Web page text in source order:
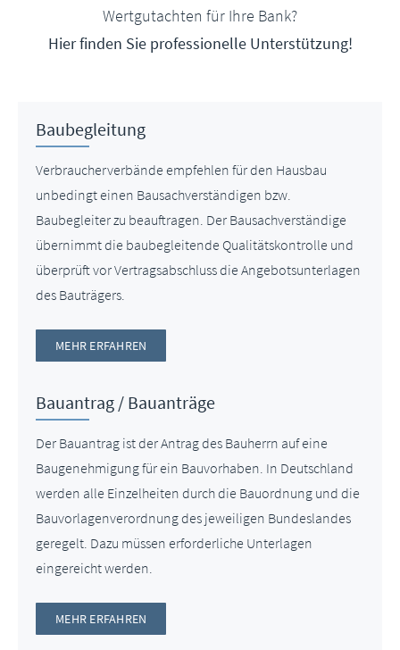
Wertgutachten für Ihre Bank?
Hier finden Sie professionelle Unterstützung!
Baubegleitung
Verbraucherverbände empfehlen für den Hausbau
unbedingt einen Bausachverständigen bzw.
Baubegleiter zu beauftragen. Der Bausachverständige
übernimmt die baubegleitende Qualitätskontrolle und
überprüft vor Vertragsabschluss die Angebotsunterlagen
des Bauträgers.
MEHR ERFAHREN
Bauantrag / Bauanträge
Der Bauantrag ist der Antrag des Bauherrn auf eine
Baugenehmigung für ein Bauvorhaben. In Deutschland
werden alle Einzelheiten durch die Bauordnung und die
Bauvorlagenverordnung des jeweiligen Bundeslandes
geregelt. Dazu müssen erforderliche Unterlagen
eingereicht werden.
MEHR ERFAHREN